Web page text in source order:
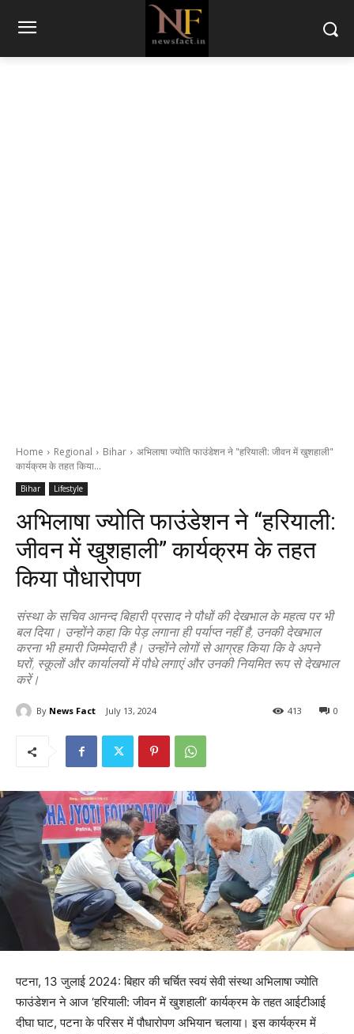
Home Regional Bihar
अभिलाषा ज्योति फाउंडेशन ने "हरियाली: जीवन में खुशहाली"
कार्यक्रम के तहत किया...
Bihar Lifestyle
अभिलाषा ज्योति फाउंडेशन ने “हरियाली:
जीवन में खुशहाली” कार्यक्रम के तहत
किया पौधारोपण
संस्था के सचिव आनन्द बिहारी प्रसाद ने पौधों की देखभाल के महत्व पर भी
बल दिया। उन्होंने कहा कि पेड़ लगाना ही पर्याप्त नहीं है, उनकी देखभाल
करना भी हमारी जिम्मेदारी है। उन्होंने लोगों से आग्रह किया कि वे अपने
घरों, स्कूलों और कार्यालयों में पौधे लगाएं और उनकी नियमित रूप से देखभाल
करें।
By News Fact July 13, 2024 0
413
पटना, 13 जुलाई 2024: बिहार की चर्चित स्वयं सेवी संस्था अभिलाषा ज्योति
फाउंडेशन ने आज ‘हरियाली: जीवन में खुशहाली’ कार्यक्रम के तहत आईटीआई
दीघा घाट, पटना के परिसर में पौधारोपण अभियान चलाया। इस कार्यक्रम में